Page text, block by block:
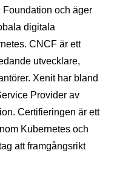
och äger
digitala
CNCF är ett
utvecklare,
Xenit har bland
Provider av
Certifieringen är ett
Kubernetes och
att framgångsrikt